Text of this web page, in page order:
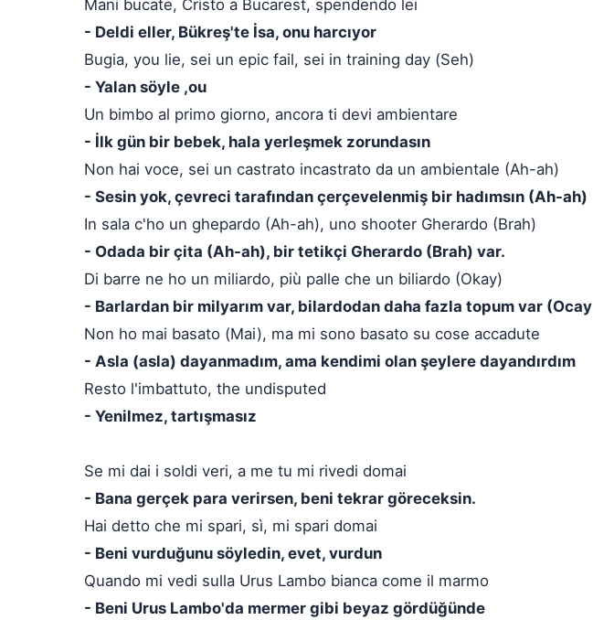
Mani bucate, Cristo a Bucarest, spendendo lei
- Deldi eller, Bükreş'te İsa, onu harcıyor
Bugia, you lie, sei un epic fail, sei in training day (Seh)
- Yalan söyle ,ou
Un bimbo al primo giorno, ancora ti devi ambientare
- İlk gün bir bebek, hala yerleşmek zorundasın
Non hai voce, sei un castrato incastrato da un ambientale (Ah-ah)
- Sesin yok, çevreci tarafından çerçevelenmiş bir hadımsın (Ah-ah)
In sala c'ho un ghepardo (Ah-ah), uno shooter Gherardo (Brah)
- Odada bir çita (Ah-ah), bir tetikçi Gherardo (Brah) var.
Di barre ne ho un miliardo, più palle che un biliardo (Okay)
- Barlardan bir milyarım var, bilardodan daha fazla topum var (Ocay
Non ho mai basato (Mai), ma mi sono basato su cose accadute
- Asla (asla) dayanmadım, ama kendimi olan şeylere dayandırdım
Resto l'imbattuto, the undisputed
- Yenilmez, tartışmasız
Se mi dai i soldi veri, a me tu mi rivedi domai
- Bana gerçek para verirsen, beni tekrar göreceksin.
Hai detto che mi spari, sì, mi spari domai
- Beni vurduğunu söyledin, evet, vurdun
Quando mi vedi sulla Urus Lambo bianca come il marmo
- Beni Urus Lambo'da mermer gibi beyaz gördüğünde